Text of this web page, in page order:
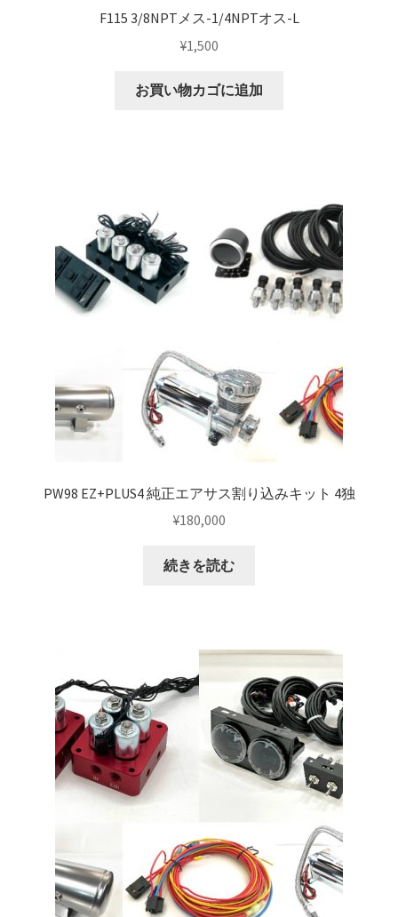
RIDETECH SUSPENSION
WHEEL 採寸表
WILWOOD BRAKE SYSTEM
オーバーホール
ショップ
プライバシーポリシー
特注製作
F115 3/8NPTメス-1/4NPTオス-L
¥1,500
お買い物カゴに追加
PW98 EZ+PLUS4 純正エアサス割り込みキット 4独
¥180,000
続きを読む